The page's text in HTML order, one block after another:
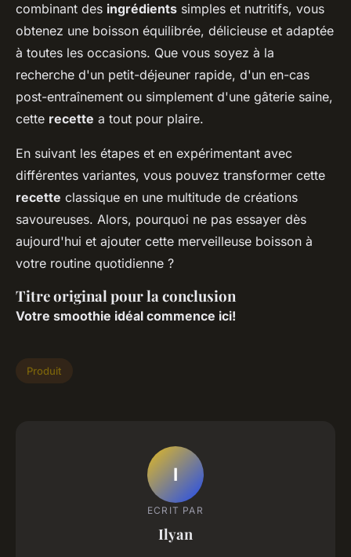
combinant des ingrédients simples et nutritifs, vous
obtenez une boisson équilibrée, délicieuse et adaptée
à toutes les occasions. Que vous soyez à la
recherche d'un petit-déjeuner rapide, d'un en-cas
post-entraînement ou simplement d'une gâterie saine,
cette recette a tout pour plaire.
En suivant les étapes et en expérimentant avec
différentes variantes, vous pouvez transformer cette
recette classique en une multitude de créations
savoureuses. Alors, pourquoi ne pas essayer dès
aujourd'hui et ajouter cette merveilleuse boisson à
votre routine quotidienne ?
Titre original pour la conclusion
Votre smoothie idéal commence ici!
Produit
I
ECRIT PAR
Ilyan